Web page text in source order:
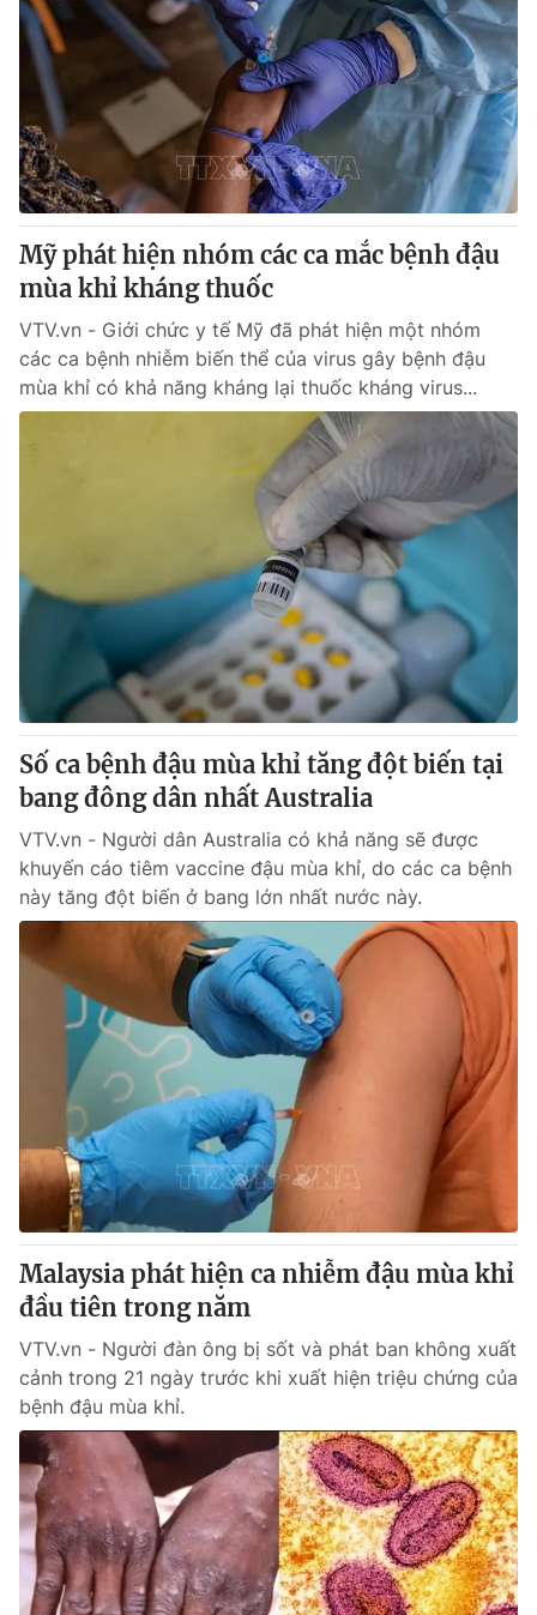
Mỹ phát hiện nhóm các ca mắc bệnh đậu
mùa khỉ kháng thuốc
VTV.vn - Giới chức y tế Mỹ đã phát hiện một nhóm
các ca bệnh nhiễm biến thể của virus gây bệnh đậu
mùa khỉ có khả năng kháng lại thuốc kháng virus...
Số ca bệnh đậu mùa khỉ tăng đột biến tại
bang đông dân nhất Australia
VTV.vn - Người dân Australia có khả năng sẽ được
khuyến cáo tiêm vaccine đậu mùa khỉ, do các ca bệnh
này tăng đột biến ở bang lớn nhất nước này.
Malaysia phát hiện ca nhiễm đậu mùa khỉ
đầu tiên trong năm
VTV.vn - Người đàn ông bị sốt và phát ban không xuất
cảnh trong 21 ngày trước khi xuất hiện triệu chứng của
bệnh đậu mùa khỉ.